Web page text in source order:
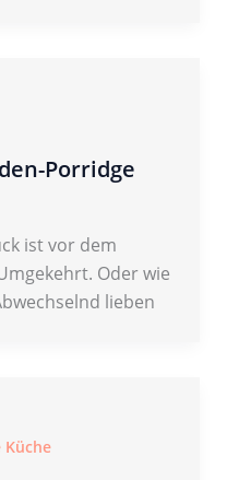
Porridge
ist vor dem
Oder wie
lieben
Küche